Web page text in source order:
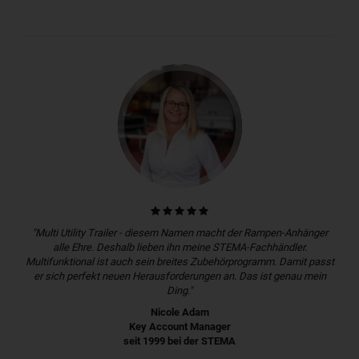
"Multi Utility Trailer - diesem Namen macht der Rampen-Anhänger
alle Ehre. Deshalb lieben ihn meine STEMA-Fachhändler.
Multifunktional ist auch sein breites Zubehörprogramm. Damit passt
er sich perfekt neuen Herausforderungen an. Das ist genau mein
Ding."
Nicole Adam
Key Account Manager
seit 1999 bei der STEMA